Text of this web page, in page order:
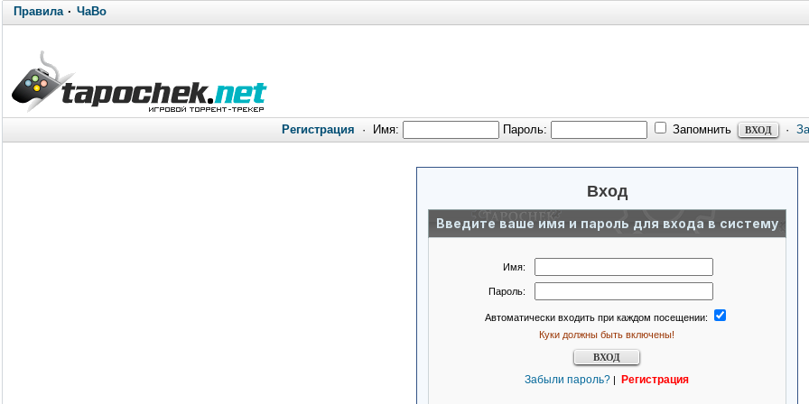
Правила· ЧаВо
Регистрация · Имя: Пароль: Запомнить ·
Вход
Введите ваше имя и пароль для входа в систему
Имя:
Пароль:
Автоматически входить при каждом посещении:
Куки должны быть включены!
Забыли пароль? | Регистрация